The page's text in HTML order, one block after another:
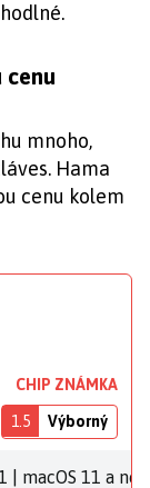
cenu
mnoho,
Hama
cenu kolem
CHIP ZNÁMKA
1.5 Výborný
| macOS 11 a